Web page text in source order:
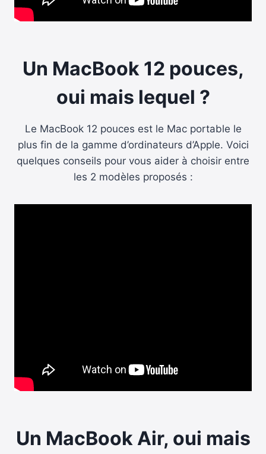
Un MacBook 12 pouces,
oui mais lequel ?
Le MacBook 12 pouces est le Mac portable le
plus fin de la gamme d’ordinateurs d’Apple. Voici
quelques conseils pour vous aider à choisir entre
les 2 modèles proposés :
Un MacBook Air, oui mais